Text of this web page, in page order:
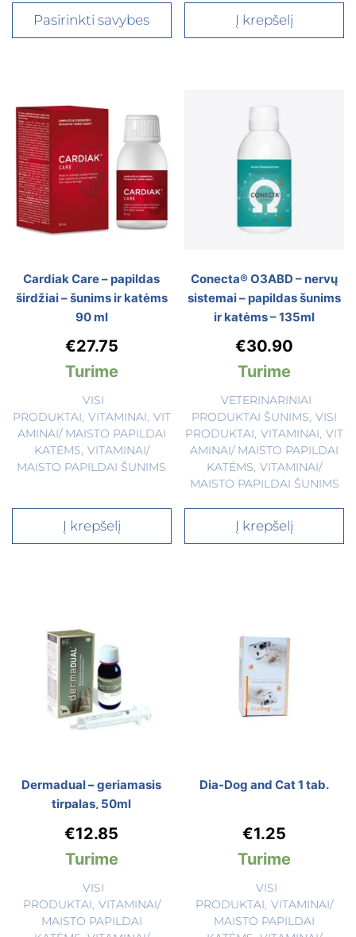
Pasirinkti savybes Į krepšelį
Cardiak Care – papildas
širdžiai – šunims ir katėms
90 ml
€27.75
Turime
VISI
PRODUKTAI VITAMINAI VIT
AMINAI/ MAISTO PAPILDAI
KATĖMS VITAMINAI/
MAISTO PAPILDAI ŠUNIMS
Į krepšelį
Conecta® O3ABD – nervų
sistemai – papildas šunims
ir katėms – 135ml
€30.90
Turime
VETERINARINIAI
PRODUKTAI ŠUNIMS VISI
PRODUKTAI VITAMINAI VIT
AMINAI/ MAISTO PAPILDAI
KATĖMS VITAMINAI/
MAISTO PAPILDAI ŠUNIMS
Į krepšelį
Dermadual – geriamasis
tirpalas, 50ml
€12.85
Turime
VISI
PRODUKTAI VITAMINAI/
MAISTO PAPILDAI
Dia-Dog and Cat 1 tab.
€1.25
Turime
VISI
PRODUKTAI VITAMINAI/
MAISTO PAPILDAI